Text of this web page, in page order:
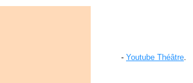
- Youtube Théâtre.